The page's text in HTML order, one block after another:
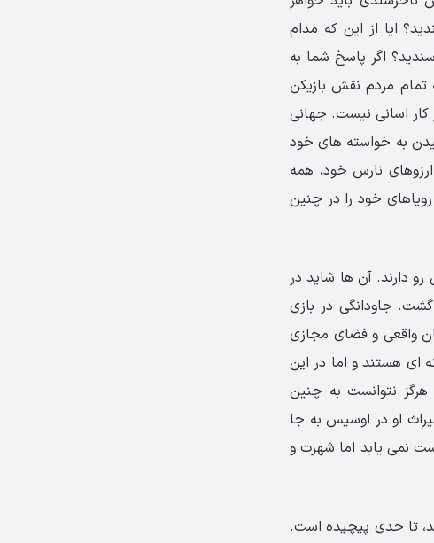
ایا از این که مدام
اگر پاسخ شما به
مردم نقش بازیکن
کار اسانی نیست. جهانی
به خواسته های خود
نارس خود، همه
خود را در چنین
دارند. آن ها شاید در
گشت. جاودانگی در بازی
واقعی و فضای مجازی
ای هستند و اما در این
نتوانست به چنین
او در اوسیس به جا
نمی یابد اما شهرت و
تا حدی پیچیده است.